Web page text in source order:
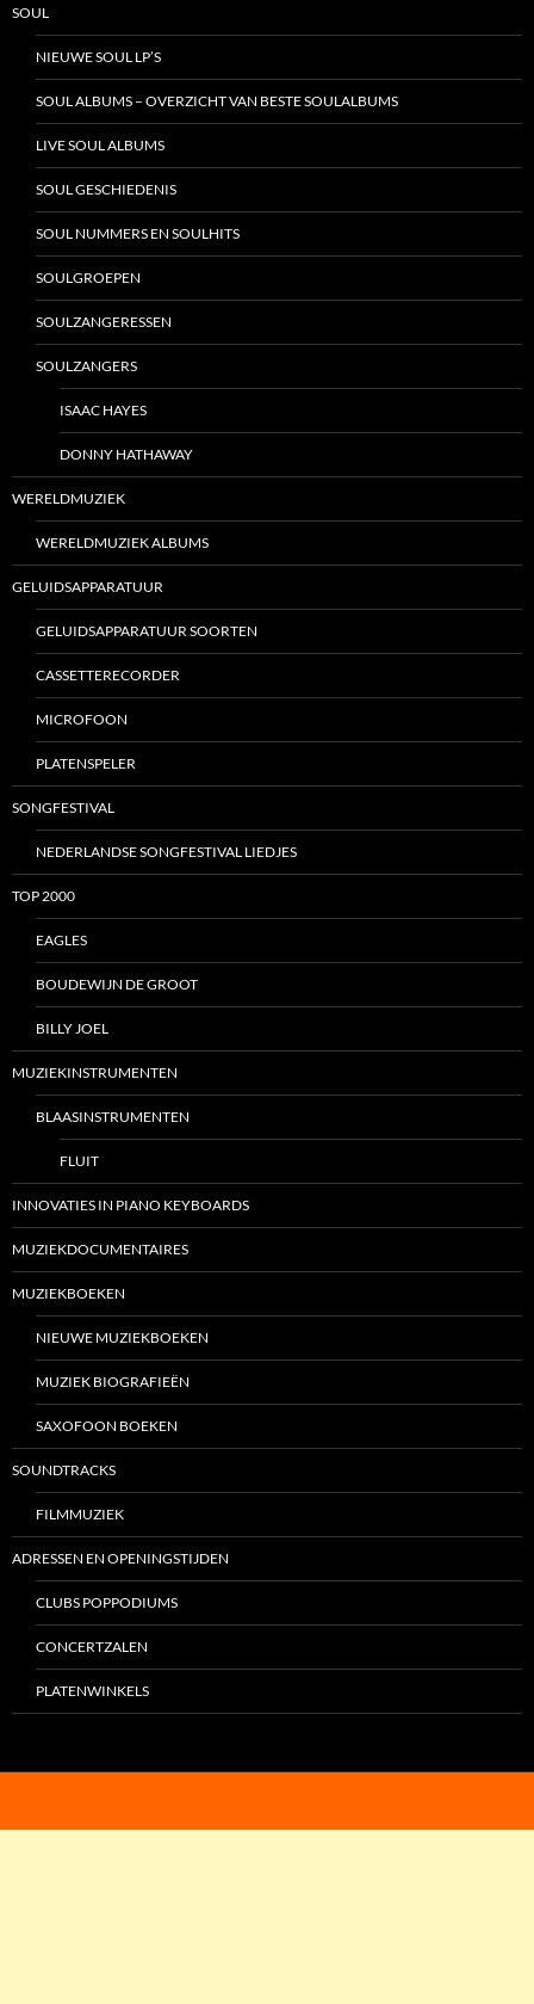
SOUL
NIEUWE SOUL LP’S
SOUL ALBUMS – OVERZICHT VAN BESTE SOULALBUMS
LIVE SOUL ALBUMS
SOUL GESCHIEDENIS
SOUL NUMMERS EN SOULHITS
SOULGROEPEN
SOULZANGERESSEN
SOULZANGERS
ISAAC HAYES
DONNY HATHAWAY
WERELDMUZIEK
WERELDMUZIEK ALBUMS
GELUIDSAPPARATUUR
GELUIDSAPPARATUUR SOORTEN
CASSETTERECORDER
MICROFOON
PLATENSPELER
SONGFESTIVAL
NEDERLANDSE SONGFESTIVAL LIEDJES
TOP 2000
EAGLES
BOUDEWIJN DE GROOT
BILLY JOEL
MUZIEKINSTRUMENTEN
BLAASINSTRUMENTEN
FLUIT
INNOVATIES IN PIANO KEYBOARDS
MUZIEKDOCUMENTAIRES
MUZIEKBOEKEN
NIEUWE MUZIEKBOEKEN
MUZIEK BIOGRAFIEËN
SAXOFOON BOEKEN
SOUNDTRACKS
FILMMUZIEK
ADRESSEN EN OPENINGSTIJDEN
CLUBS POPPODIUMS
CONCERTZALEN
PLATENWINKELS